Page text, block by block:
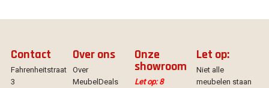
Contact
Fahrenheitstraat
3
Over ons
Over
MeubelDeals
Onze
showroom
Let op: 8
Let op:
Niet alle
meubelen staan